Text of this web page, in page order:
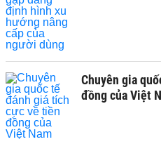
Chuyên gia
đồng của Việt